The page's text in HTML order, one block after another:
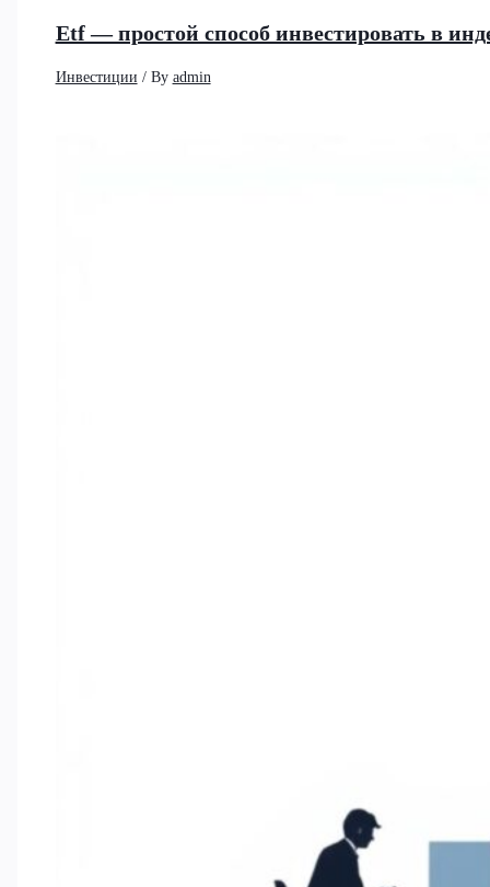
Etf — простой способ инвестировать в
Инвестиции / By admin